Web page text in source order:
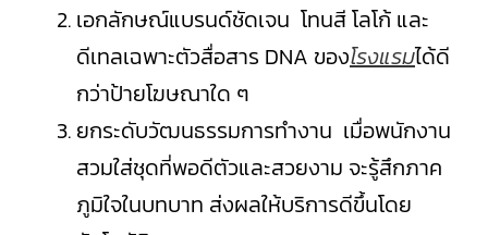
เอกลักษณ์แบรนด์ชัดเจน โทนสี โลโก้ และ
ดีเทลเฉพาะตัวสื่อสาร DNA ของโรงแรมได้ดี
กว่าป้ายโฆษณาใด ๆ
ยกระดับวัฒนธรรมการทำงาน เมื่อพนักงาน
สวมใส่ชุดที่พอดีตัวและสวยงาม จะรู้สึกภาค
ภูมิใจในบทบาท ส่งผลให้บริการดีขึ้นโดย